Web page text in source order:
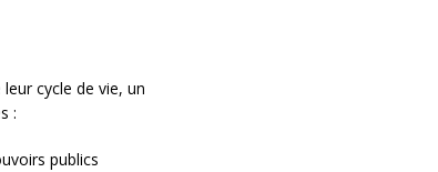
cycle de vie, un
:
publics